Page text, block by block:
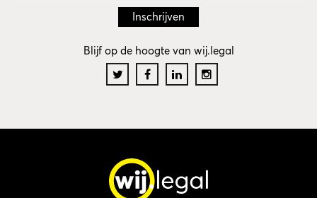
Blijf op de hoogte van wij.legal